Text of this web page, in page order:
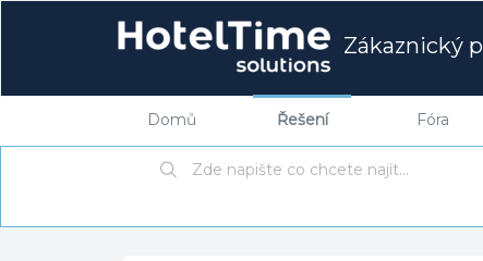
Zákaznický
Domů Řešení Fóra